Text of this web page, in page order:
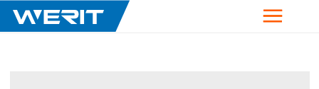
Menu